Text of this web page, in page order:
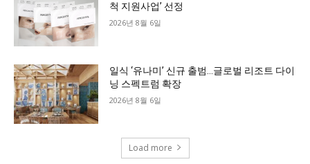
척 지원사업’ 선정
2026년 8월 6일
일식 ‘유나미’ 신규 출범…글로벌 리조트 다이
닝 스펙트럼 확장
2026년 8월 6일
Load more